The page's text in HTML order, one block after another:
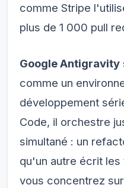
comme Stripe
plus de 1 000 pull
Google Antigravity
comme un
développement
Code, il orchestre
simultané : un
qu'un autre écrit
vous concentrez